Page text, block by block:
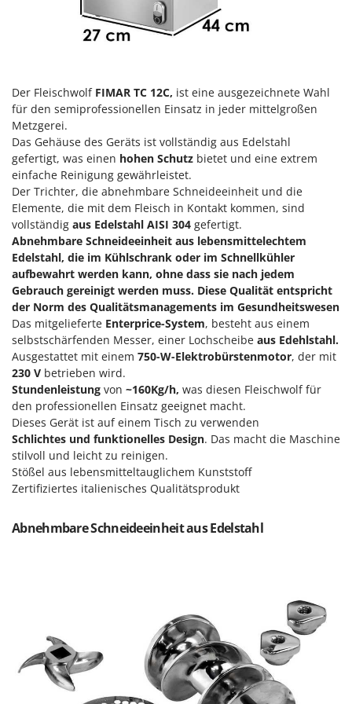
Klimaanlagen – Klimageräte
Knetmaschinen
Kompressoren für Ernte und Baumschnitt
Kreiseleggen
Küchenreiben - elektrisch
Kükenaufzuchtboxen
L
Laderampe aus Aluminium
Laubsauger - Laubbläser
Laubsauger auf Rädern
Luftentfeuchter
Luftkühler
M
Mähroboter
Maisentkörnungsmaschinen
Manuelle Heckenscheren
Mehrzweck-Sauggeräte
Minibacköfen
Motorhacken - Gartenfräsen
Mulcher für Traktor
Obstmühlen Obsthäcksler Obstmuser
Obstpressen
Olivenernter und Schüttler
Effeuno
Einhell
Elegen
Energy Gruppi
Enotecnica Pillan
Eschenfelder
EuroMech
Eurosystems
F
FAC
Fama Industrie
Famag
Famur
FARMER
FBC
Ferrari Group
Ferroni
FIAC
Fiskars
Flymo
Fontana Forni
Der Fleischwolf FIMAR TC 12C, ist eine ausgezeichnete Wahl
für den semiprofessionellen Einsatz in jeder mittelgroßen
Metzgerei.
Das Gehäuse des Geräts ist vollständig aus Edelstahl
gefertigt, was einen hohen Schutz bietet und eine extrem
einfache Reinigung gewährleistet.
Der Trichter, die abnehmbare Schneideeinheit und die
Elemente, die mit dem Fleisch in Kontakt kommen, sind
vollständig aus Edelstahl AISI 304 gefertigt.
Abnehmbare Schneideeinheit aus lebensmittelechtem
Edelstahl, die im Kühlschrank oder im Schnellkühler
aufbewahrt werden kann, ohne dass sie nach jedem
Gebrauch gereinigt werden muss. Diese Qualität entspricht
der Norm des Qualitätsmanagements im Gesundheitswesen
Das mitgelieferte Enterprice-System, besteht aus einem
selbstschärfenden Messer, einer Lochscheibe aus Edehlstahl.
Ausgestattet mit einem 750-W-Elektrobürstenmotor, der mit
230 V betrieben wird.
Stundenleistung von ~160Kg/h, was diesen Fleischwolf für
den professionellen Einsatz geeignet macht.
Dieses Gerät ist auf einem Tisch zu verwenden
Schlichtes und funktionelles Design. Das macht die Maschine
stilvoll und leicht zu reinigen.
Stößel aus lebensmitteltauglichem Kunststoff
Zertifiziertes italienisches Qualitätsprodukt
Abnehmbare Schneideeinheit aus Edelstahl